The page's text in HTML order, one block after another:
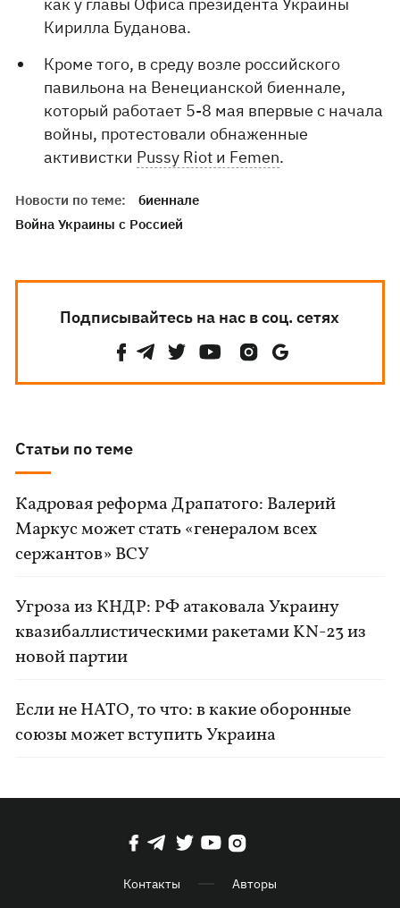
Кирилла Буданова.
Кроме того, в среду возле российского
павильона на Венецианской биеннале,
который работает 5-8 мая впервые с начала
войны, протестовали обнаженные
активистки Pussy Riot и Femen.
Новости по теме:
биеннале
Война Украины с Россией
Подписывайтесь на нас в соц. сетях
Статьи по теме
Кадровая реформа Драпатого: Валерий
Маркус может стать «генералом всех
сержантов» ВСУ
Угроза из КНДР: РФ атаковала Украину
квазибаллистическими ракетами KN-23 из
новой партии
Если не НАТО, то что: в какие оборонные
союзы может вступить Украина
Контакты Авторы